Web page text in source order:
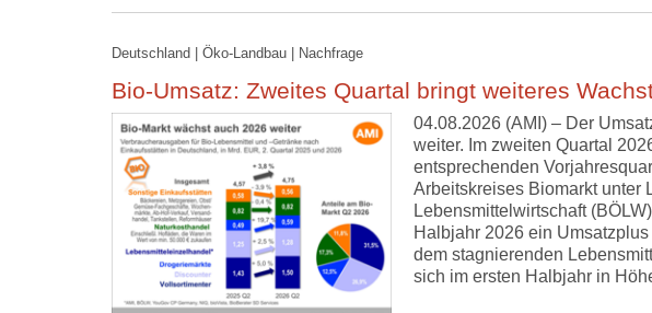
Deutschland | Öko-Landbau | Nachfrage
Bio-Umsatz: Zweites Quartal bringt weiteres
04.08.2026 (AMI) – Der
weiter. Im zweiten Quartal
entsprechenden
Arbeitskreises Biomarkt unter
Lebensmittelwirtschaft
Halbjahr 2026 ein
dem stagnierenden
sich im ersten Halbjahr in